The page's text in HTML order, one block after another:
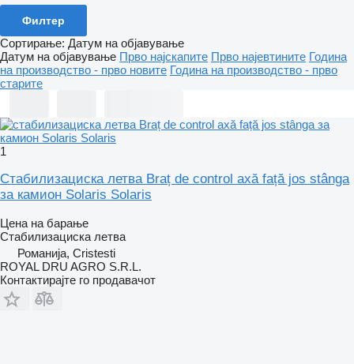
Филтер
Сортирање: Датум на објавување
Датум на објавување Прво најскапите Прво најевтините Година
на производство - прво новите Година на производство - прво
старите
1
Стабилизациска летва Braț de control axă față jos stânga
за камион Solaris Solaris
Цена на барање
Стабилизациска летва
Романија, Cristesti
ROYAL DRU AGRO S.R.L.
Контактирајте го продавачот